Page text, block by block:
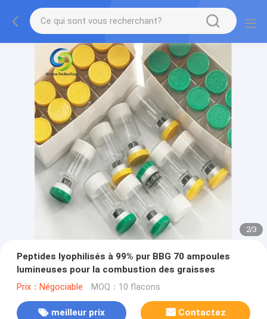
2/3
Peptides lyophilisés à 99% pur BBG 70 ampoules
lumineuses pour la combustion des graisses
Prix：Négociable MOQ：10 flacons
meilleur prix Contactez